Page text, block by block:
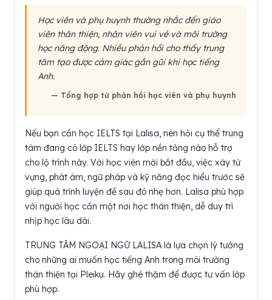
Học viên và phụ huynh thường nhắc đến giáo
viên thân thiện, nhân viên vui vẻ và môi trường
học năng động. Nhiều phản hồi cho thấy trung
tâm tạo được cảm giác gần gũi khi học tiếng
Anh.
— Tổng hợp từ phản hồi học viên và phụ huynh
Nếu bạn cần học IELTS tại Lalisa, nên hỏi cụ thể trung
tâm đang có lớp IELTS hay lớp nền tảng nào hỗ trợ
cho lộ trình này. Với học viên mới bắt đầu, việc xây từ
vựng, phát âm, ngữ pháp và kỹ năng đọc hiểu trước sẽ
giúp quá trình luyện đề sau đó nhẹ hơn. Lalisa phù hợp
với người học cần một nơi học thân thiện, dễ duy trì
nhịp học lâu dài.
TRUNG TÂM NGOẠI NGỮ LALISA là lựa chọn lý tưởng
cho những ai muốn học tiếng Anh trong môi trường
thân thiện tại Pleiku. Hãy ghé thăm để được tư vấn lớp
phù hợp.